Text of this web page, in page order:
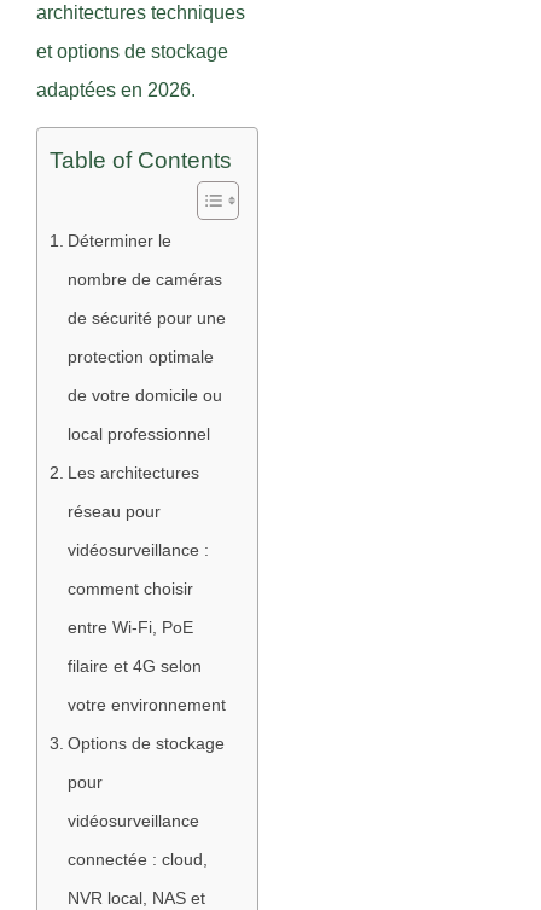
architectures techniques
et options de stockage
adaptées en 2026.
Table of Contents
Déterminer le
nombre de caméras
de sécurité pour une
protection optimale
de votre domicile ou
local professionnel
Les architectures
réseau pour
vidéosurveillance :
comment choisir
entre Wi-Fi, PoE
filaire et 4G selon
votre environnement
Options de stockage
pour
vidéosurveillance
connectée : cloud,
NVR local, NAS et